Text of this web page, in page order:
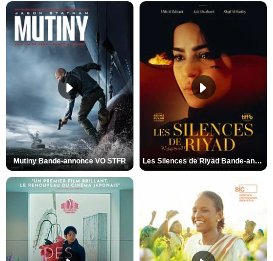
Mutiny Bande-annonce VO STFR Les Silences de Riyad Bande-annonce VO STFR